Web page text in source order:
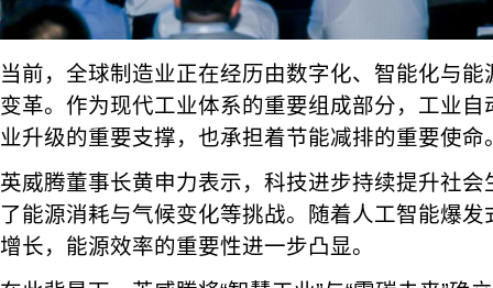
当前，全球制造业正在经历由数字化、智能化与
变革。作为现代工业体系的重要组成部分，工业
业升级的重要支撑，也承担着节能减排的重要使命
英威腾董事长黄申力表示，科技进步持续提升社
了能源消耗与气候变化等挑战。随着人工智能爆
增长，能源效率的重要性进一步凸显。